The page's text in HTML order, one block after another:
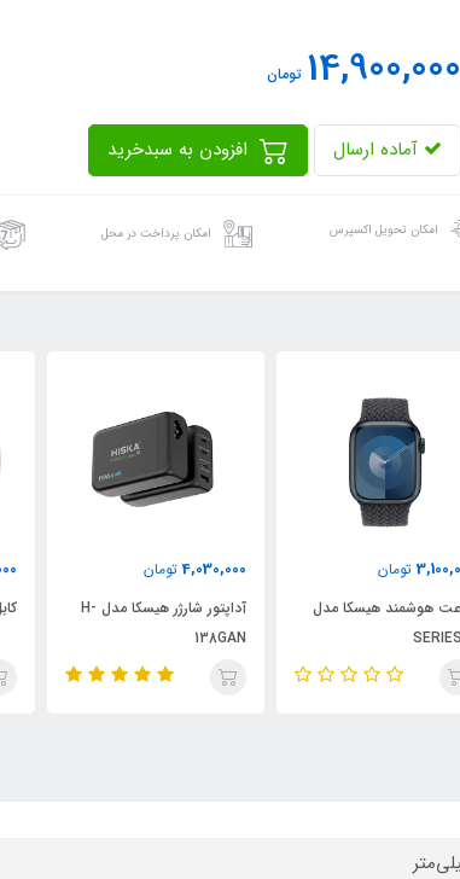
14,900,000 تومان
آماده ارسال
امکان تحویل اکسپرس امکان پرداخت در محل
4,030,000 تومان
138GAN
450,000 تومان
کابل شارژ LX833cc هیسکا